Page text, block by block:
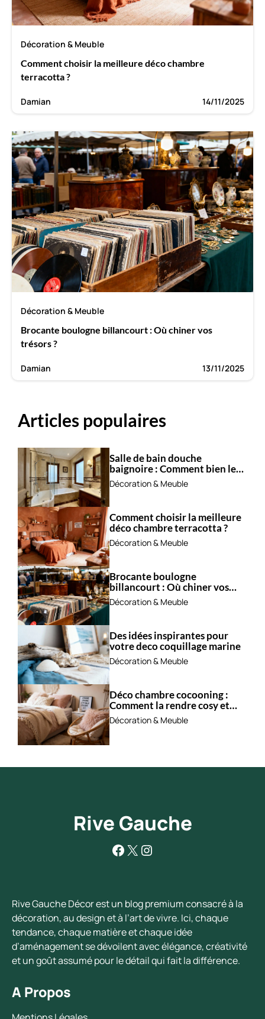
Décoration & Meuble
Comment choisir la meilleure déco chambre
terracotta ?
Damian 14/11/2025
Décoration & Meuble
Brocante boulogne billancourt : Où chiner vos
trésors ?
Damian 13/11/2025
Articles populaires
Salle de bain douche
baignoire : Comment bien les
combiner ?
Décoration & Meuble
Comment choisir la meilleure
déco chambre terracotta ?
Décoration & Meuble
Brocante boulogne
billancourt : Où chiner vos
trésors ?
Décoration & Meuble
Des idées inspirantes pour
votre deco coquillage marine
Décoration & Meuble
Déco chambre cocooning :
Comment la rendre cosy et
apaisante ?
Décoration & Meuble
Rive Gauche
Facebook
X Instagram
Rive Gauche Décor est un blog premium consacré à la
décoration, au design et à l’art de vivre. Ici, chaque
tendance, chaque matière et chaque idée
d’aménagement se dévoilent avec élégance, créativité
et un goût assumé pour le détail qui fait la différence.
A Propos